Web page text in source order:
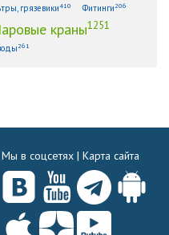
грязевики410 Фитинги 206
краны1251
261
Мы в соцсетях | Карта сайта